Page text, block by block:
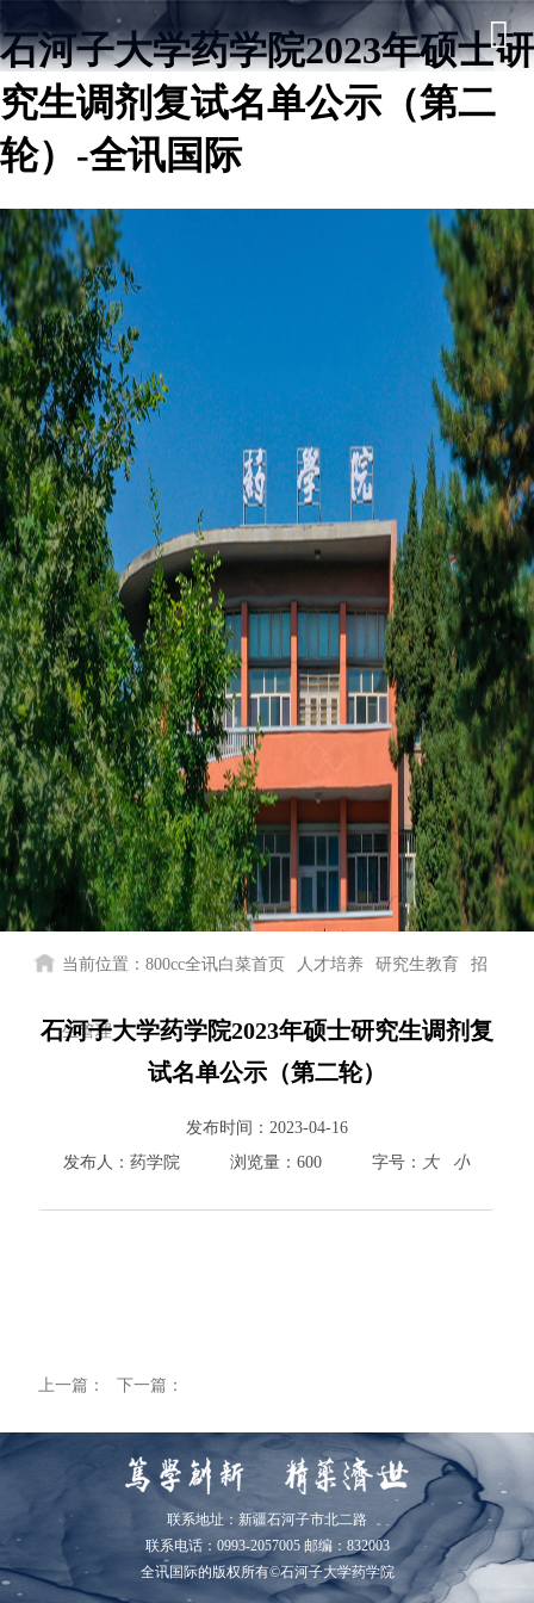
石河子大学药学院2023年硕士研
究生调剂复试名单公示（第二
轮）-全讯国际
院情总览
交流合作
当前位置：800cc全讯白菜首页 人才培养 研究生教育 招
生管理
石河子大学药学院2023年硕士研究生调剂复
试名单公示（第二轮）
发布时间： 2023-04-16
发布人：药学院 浏览量：600 字号： 大 小
上一篇： 下一篇：
联系地址：新疆石河子市北二路
联系电话：0993-2057005 邮编：832003
全讯国际的版权所有©石河子大学药学院